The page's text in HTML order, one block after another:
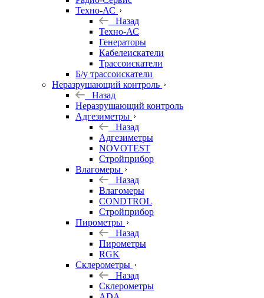
Техно-АС
Назад
Техно-АС
Генераторы
Кабелеискатели
Трассоискатели
Б/у трассоискатели
Неразрушающий контроль
Назад
Неразрушающий контроль
Адгезиметры
Назад
Адгезиметры
NOVOTEST
Стройприбор
Влагомеры
Назад
Влагомеры
CONDTROL
Стройприбор
Пирометры
Назад
Пирометры
RGK
Склерометры
Назад
Склерометры